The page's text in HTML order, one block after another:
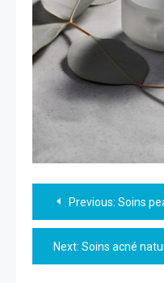
Navigation
de
l’article
Previous: Soins peau grasse
Next: Soins acné naturels : des